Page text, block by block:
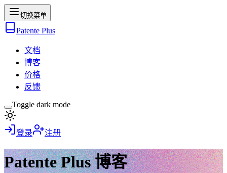
切换菜单
Patente Plus
文档
博客
价格
反馈
Toggle dark mode
登录 注册
Patente Plus 博客